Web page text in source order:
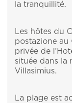
la tranquillité.
Les hôtes du
postazione au
privée de
située dans la
Villasimius.
La plage est